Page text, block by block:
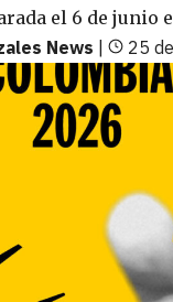
el 6 de junio
News 25